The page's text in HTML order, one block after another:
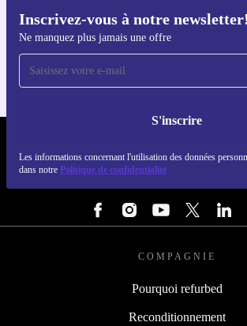
Inscrivez-vous à notre newsletter!
Ne manquez plus jamais une offre
S'inscrire
Les informations concernant l'utilisation des données
dans notre Politique de confidentialité
Téléchargez l'application
Pour iOS et Android
COMPAGNIE
Pourquoi refurbed
Reconditionnement